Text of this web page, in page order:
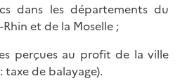
dans les départements du
et de la Moselle ;
perçues au profit de la ville
taxe de balayage).